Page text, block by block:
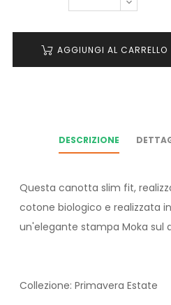
AGGIUNGI AL CARRELLO
DESCRIZIONE
Questa canotta slim fit,
cotone biologico e realizzata
un'elegante stampa Moka sul
Collezione: Primavera Estate